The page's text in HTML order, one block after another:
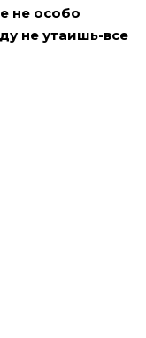
не особо
не утаишь-все